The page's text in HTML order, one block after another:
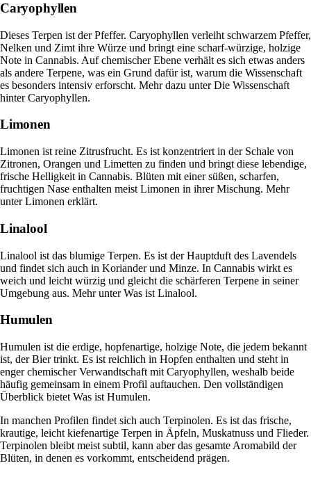
Caryophyllen
Dieses Terpen ist der Pfeffer. Caryophyllen verleiht schwarzem Pfeffer,
Nelken und Zimt ihre Würze und bringt eine scharf-würzige, holzige
Note in Cannabis. Auf chemischer Ebene verhält es sich etwas anders
als andere Terpene, was ein Grund dafür ist, warum die Wissenschaft
es besonders intensiv erforscht. Mehr dazu unterDie Wissenschaft
hinter Caryophyllen.
Limonen
Limonen ist reine Zitrusfrucht. Es ist konzentriert in der Schale von
Zitronen, Orangen und Limetten zu finden und bringt diese lebendige,
frische Helligkeit in Cannabis. Blüten mit einer süßen, scharfen,
fruchtigen Nase enthalten meist Limonen in ihrer Mischung. Mehr
unterLimonen erklärt.
Linalool
Linalool ist das blumige Terpen. Es ist der Hauptduft des Lavendels
und findet sich auch in Koriander und Minze. In Cannabis wirkt es
weich und leicht würzig und gleicht die schärferen Terpene in seiner
Umgebung aus. Mehr unterWas ist Linalool.
Humulen
Humulen ist die erdige, hopfenartige, holzige Note, die jedem bekannt
ist, der Bier trinkt. Es ist reichlich in Hopfen enthalten und steht in
enger chemischer Verwandtschaft mit Caryophyllen, weshalb beide
häufig gemeinsam in einem Profil auftauchen. Den vollständigen
Überblick bietet Was ist Humulen.
In manchen Profilen findet sich auch Terpinolen. Es ist das frische,
krautige, leicht kiefenartige Terpen in Äpfeln, Muskatnuss und Flieder.
Terpinolen bleibt meist subtil, kann aber das gesamte Aromabild der
Blüten, in denen es vorkommt, entscheidend prägen.